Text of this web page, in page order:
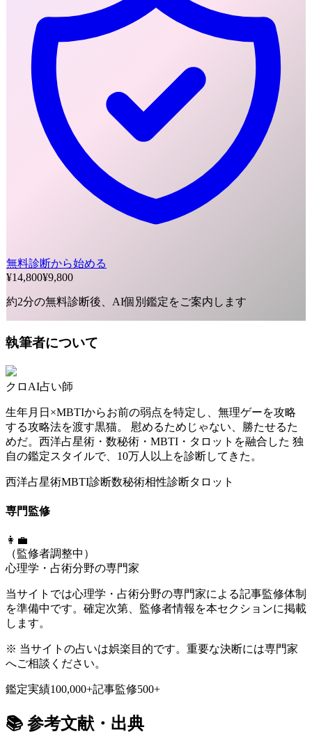
無料診断から始める
¥14,800¥9,800
約2分の無料診断後、AI個別鑑定をご案内します
執筆者について
クロ AI占い師
生年月日×MBTIからお前の弱点を特定し、無理ゲーを攻略
する攻略法を渡す黒猫。 慰めるためじゃない、勝たせるた
めだ。西洋占星術・数秘術・MBTI・タロットを融合した 独
自の鑑定スタイルで、10万人以上を診断してきた。
西洋占星術MBTI診断数秘術相性診断タロット
専門監修
👩‍💼
（監修者調整中）
心理学・占術分野の専門家
当サイトでは心理学・占術分野の専門家による記事監修体制
を準備中です。確定次第、監修者情報を本セクションに掲載
します。
※ 当サイトの占いは娯楽目的です。重要な決断には専門家
へご相談ください。
鑑定実績100,000+記事監修500+
📚 参考文献・出典